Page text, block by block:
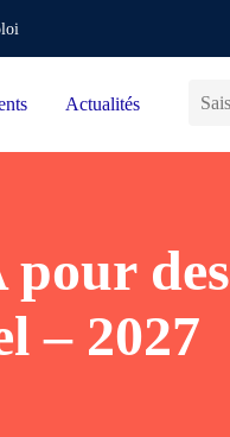
Actualités
des
– 2027